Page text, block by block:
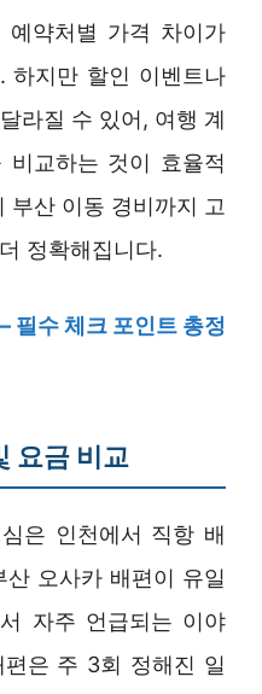
예약처별 가격 차이가
하지만 할인 이벤트나
라질 수 있어, 여행 계
교하는 것이 효율적
부산 이동 경비까지 고
정확해집니다.
필수 체크 포인트 총정
요금 비교
은 인천에서 직항 배
오사카 배편이 유일
자주 언급되는 이야
은 주 3회 정해진 일